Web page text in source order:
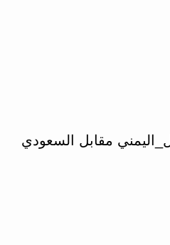
مقابل السعودي